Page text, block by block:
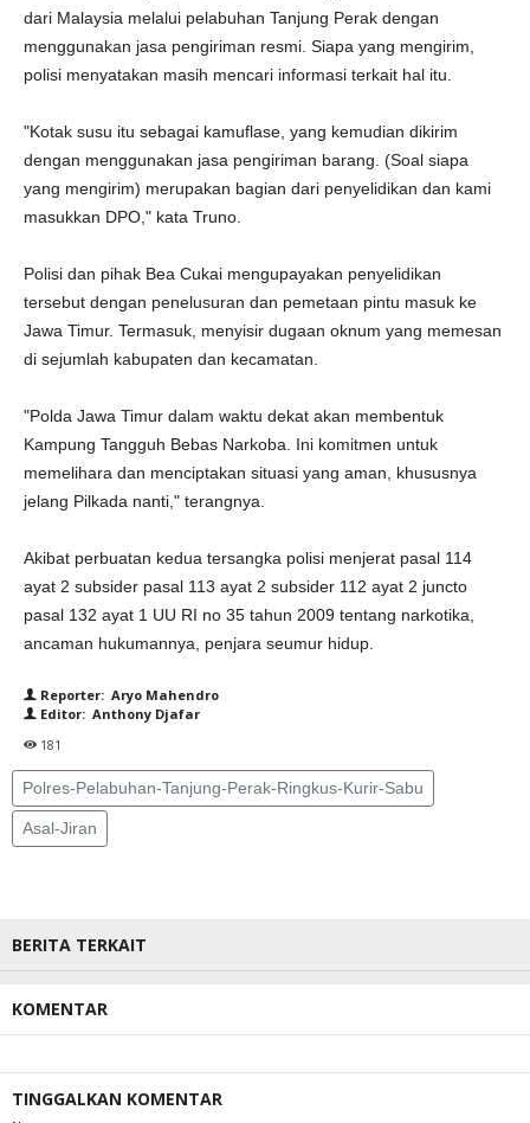
dari Malaysia melalui pelabuhan Tanjung Perak dengan
menggunakan jasa pengiriman resmi. Siapa yang mengirim,
polisi menyatakan masih mencari informasi terkait hal itu.
"Kotak susu itu sebagai kamuflase, yang kemudian dikirim
dengan menggunakan jasa pengiriman barang. (Soal siapa
yang mengirim) merupakan bagian dari penyelidikan dan kami
masukkan DPO," kata Truno.
Polisi dan pihak Bea Cukai mengupayakan penyelidikan
tersebut dengan penelusuran dan pemetaan pintu masuk ke
Jawa Timur. Termasuk, menyisir dugaan oknum yang memesan
di sejumlah kabupaten dan kecamatan.
"Polda Jawa Timur dalam waktu dekat akan membentuk
Kampung Tangguh Bebas Narkoba. Ini komitmen untuk
memelihara dan menciptakan situasi yang aman, khususnya
jelang Pilkada nanti," terangnya.
Akibat perbuatan kedua tersangka polisi menjerat pasal 114
ayat 2 subsider pasal 113 ayat 2 subsider 112 ayat 2 juncto
pasal 132 ayat 1 UU RI no 35 tahun 2009 tentang narkotika,
ancaman hukumannya, penjara seumur hidup.
Reporter: Aryo Mahendro
Editor: Anthony Djafar
181
Polres-Pelabuhan-Tanjung-Perak-Ringkus-Kurir-Sabu
Asal-Jiran
BERITA TERKAIT
KOMENTAR
TINGGALKAN KOMENTAR